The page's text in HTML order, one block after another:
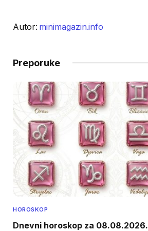
Autor: minimagazin.info
Preporuke
HOROSKOP
Dnevni horoskop za 08.08.2026.